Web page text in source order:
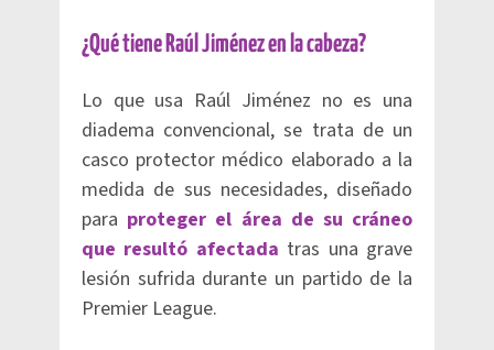
¿Qué tiene Raúl Jiménez en la cabeza?
Lo que usa Raúl Jiménez no es una
diadema convencional, se trata de un
casco protector médico elaborado a la
medida de sus necesidades, diseñado
para proteger el área de su cráneo
que resultó afectada tras una grave
lesión sufrida durante un partido de la
Premier League.